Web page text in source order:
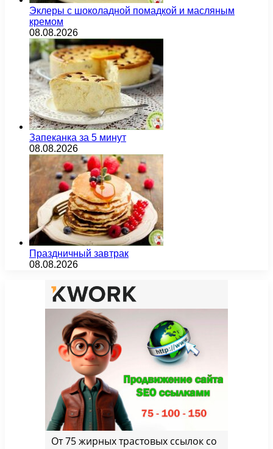
Эклеры с шоколадной помадкой и масляным
кремом
08.08.2026
Запеканка за 5 минут
08.08.2026
Праздничный завтрак
08.08.2026